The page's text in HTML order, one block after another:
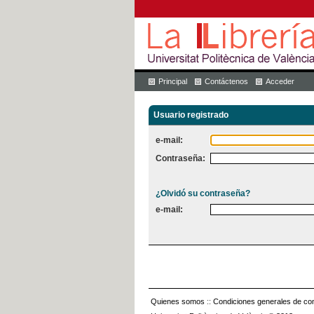
Principal Contáctenos Acceder
Usuario registrado
e-mail:
Contraseña:
¿Olvidó su contraseña?
e-mail:
Quienes somos :: Condiciones generales de